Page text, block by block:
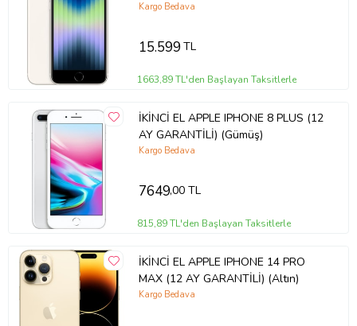
Kargo Bedava
15.599TL
1663,89 TL'den Başlayan Taksitlerle
İKİNCİ EL APPLE IPHONE 8 PLUS (12
AY GARANTİLİ) (Gümüş)
Kargo Bedava
7649,00 TL
815,89 TL'den Başlayan Taksitlerle
İKİNCİ EL APPLE IPHONE 14 PRO
MAX (12 AY GARANTİLİ) (Altın)
Kargo Bedava